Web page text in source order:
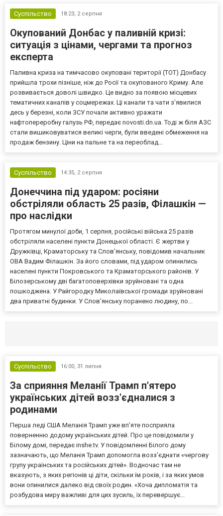
Суспільство 18:23, 2 серпня
Окупований Донбас у паливній кризі:
ситуація з цінами, чергами та прогноз
експерта
Паливна криза на тимчасово окуповані території (ТОТ) Донбасу
прийшла трохи пізніше, ніж до Росії та окупованого Криму. Але
розвивається доволі швидко. Це видно за появою місцевих
тематичних каналів у соцмережах. Ці канали та чати з’явилися
десь у березні, коли ЗСУ почали активно уражати
нафтопереробну галузь РФ, передає novosti.dn.ua. Тоді ж біля АЗС
стали вишиковуватися великі черги, були введені обмеження на
продаж бензину. Ціни на пальне та на переоблад...
Суспільство 14:35, 2 серпня
Донеччина під ударом: росіяни
обстріляли область 25 разів, Філашкін —
про наслідки
Протягом минулої доби, 1 серпня, російські війська 25 разів
обстріляли населені пункти Донецької області. Є жертви у
Дружківці, Краматорську та Слов’янську, повідомив начальник
ОВА Вадим Філашкін. За його словами, під ударом опинились
населені пункти Покровського та Краматорського районів. У
Білозерському дві багатоповерхівки зруйновані та одна
пошкоджена. У Райгородку Миколаївської громади зруйновані
два приватні будинки. У Слов’янську поранено людину, по...
Суспільство 16:00, 31 липня
За сприяння Меланії Трамп п'ятеро
українських дітей возз'єдналися з
родинами
Перша леді США Меланія Трамп уже впʼяте посприяла
поверненню додому українських дітей. Про це повідомили у
Білому домі, передає inshe.tv. У повідомленні Білого дому
зазначають, що Меланія Трамп допомогла возз’єднати «чергову
групу українських та російських дітей». Водночас там не
вказують, з яких регіонів ці діти, скільки їм років, і за яких умов
вони опинилися далеко від своїх родин. «Хоча дипломатія та
розбудова миру важливі для цих зусиль, їх перевершує...